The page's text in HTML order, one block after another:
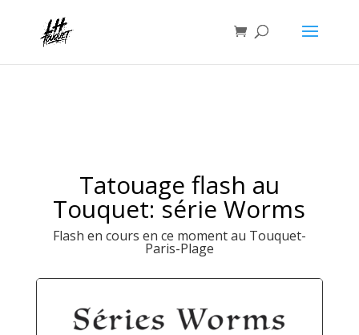
Tatouage flash au
Touquet: série Worms
Flash en cours en ce moment au Touquet-
Paris-Plage